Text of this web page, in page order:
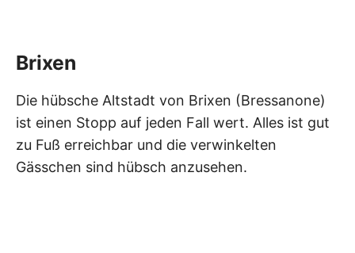
Brixen
Die hübsche Altstadt von Brixen (Bressanone)
ist einen Stopp auf jeden Fall wert. Alles ist gut
zu Fuß erreichbar und die verwinkelten
Gässchen sind hübsch anzusehen.